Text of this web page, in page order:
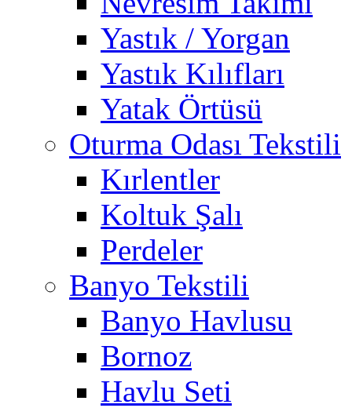
Yastık / Yorgan
Yastık Kılıfları
Yatak Örtüsü
Oturma Odası Tekstili
Kırlentler
Koltuk Şalı
Perdeler
Banyo Tekstili
Banyo Havlusu
Bornoz
Havlu Seti